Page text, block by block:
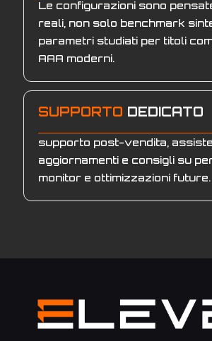
Le configurazioni sono
reali, non solo benchmark
parametri studiati per titoli
AAA moderni.
SUPPORTO DEDICATO
supporto post-vendita,
aggiornamenti e consigli su
monitor e ottimizzazioni future.